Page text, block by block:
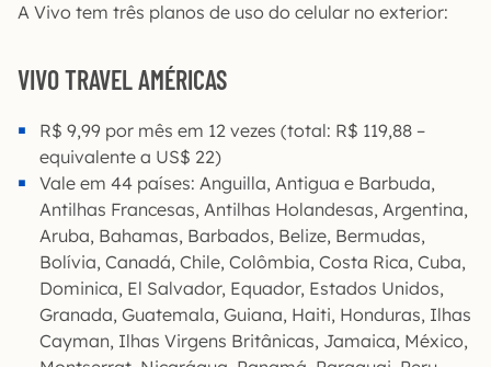
A Vivo tem três planos de uso do celular no exterior:
VIVO TRAVEL AMÉRICAS
R$ 9,99 por mês em 12 vezes (total: R$ 119,88 –
equivalente a US$ 22)
Vale em 44 países: Anguilla, Antigua e Barbuda,
Antilhas Francesas, Antilhas Holandesas, Argentina,
Aruba, Bahamas, Barbados, Belize, Bermudas,
Bolívia, Canadá, Chile, Colômbia, Costa Rica, Cuba,
Dominica, El Salvador, Equador, Estados Unidos,
Granada, Guatemala, Guiana, Haiti, Honduras, Ilhas
Cayman, Ilhas Virgens Britânicas, Jamaica, México,